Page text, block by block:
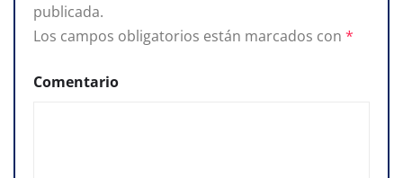
publicada.
Los campos obligatorios están marcados con *
Comentario